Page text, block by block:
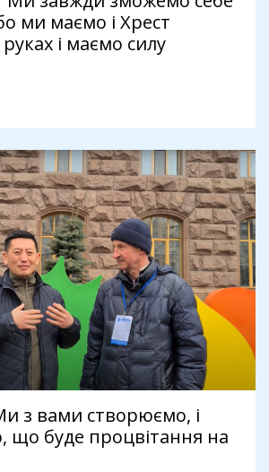
ми маємо і Хрест
і маємо силу
з вами створюємо, і
що буде процвітання на